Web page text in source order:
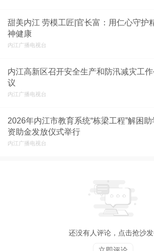
甜美内江 劳模工匠|官长富：用仁心守护
神健康
内江广播电视台
内江高新区召开安全生产和防汛减灾工作
议
内江广播电视台
2026年内江市教育系统“栋梁工程”解困助
资助金发放仪式举行
内江广播电视台
还没有人评论，点击抢沙